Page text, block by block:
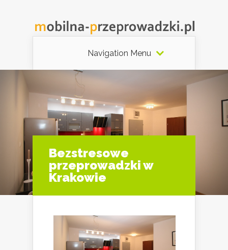
Navigation Menu
Bezstresowe
przeprowadzki w
Krakowie